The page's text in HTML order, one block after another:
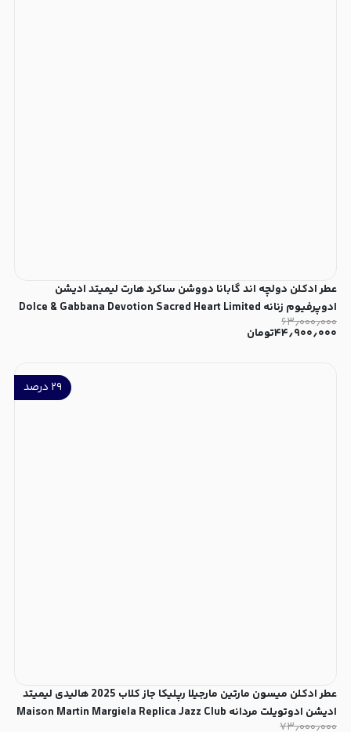
عطر ادکلن دولچه اند گابانا دووشن ساکرد هارت لیمیتد ادیشن
ادوپرفیوم زنانه Dolce & Gabbana Devotion Sacred Heart Limited
Edition for Women EDP
۶۳٫۰۰۰٫۰۰۰
۴۴٫۹۰۰٫۰۰۰تومان
۲۹ درصد
عطر ادکلن میسون مارتین مارجیلا رپلیکا جاز کلاب 2025 هالیدی لیمیتد
ادیشن ادوتویلت مردانه Maison Martin Margiela Replica Jazz Club
۷۳٫۰۰۰٫۰۰۰